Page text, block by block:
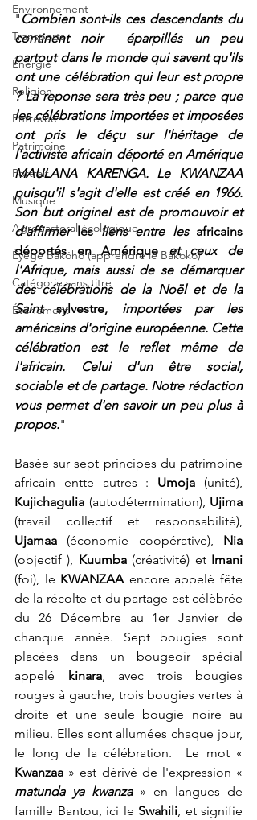
Environnement
Transports
Énergie
Religion
Entrevue
Patrimoine
Portrait
Musique
Agropastoral écologique
Éyégé Bakóho (apprendre le Bakoko)
Catégorie sans titre
Événement
" Combien sont-ils ces descendants du
continent noir  éparpillés un peu
partout dans le monde qui savent qu'ils
ont une célébration qui leur est propre
? La reponse sera très peu ; parce que
les célébrations importées et imposées
ont pris le déçu sur l'héritage de
l'activiste africain déporté en Amérique
MAULANA KARENGA. Le KWANZAA
puisqu'il s'agit d'elle est créé en 1966.
Son but originel est de promouvoir et
d'affirmer
les liens entre les africains
déportés en Amérique
et
ceux de
l'Afrique, mais aussi de se démarquer
des célébrations de la Noël et de la
Saint
sylvestre, importées par
les
américains d'origine européenne. Cette
célébration est le reflet même de
l'africain. Celui d'un être social,
sociable et de partage. Notre rédaction
vous permet d'en savoir un peu plus à
propos."
Basée sur sept principes du patrimoine
africain entte autres : Umoja
Kujichagulia (autodétermination), Ujima
Ujamaa (économie coopérative), Nia
(objectif ), Kuumba (créativité) et Imani
(foi), le KWANZAA encore appelé fête
de la récolte et du partage est célèbrée
du 26 Décembre au 1er Janvier de
chanque année. Sept bougies sont
placées dans un bougeoir spécial
appelé
kinara, avec trois bougies
rouges à gauche, trois bougies vertes à
droite et une seule bougie noire au
milieu. Elles sont allumées chaque jour,
Kwanzaa
matunda ya kwanza » en langues de
famille Bantou, ici le Swahili, et signifie